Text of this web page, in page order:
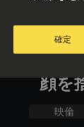
顔を
映倫
確定